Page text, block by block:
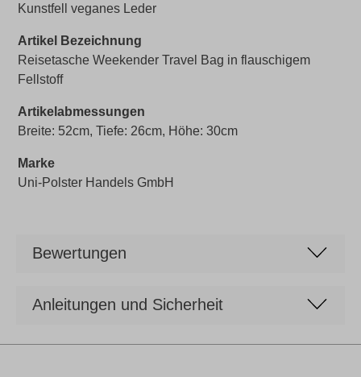
Kunstfell veganes Leder
Artikel Bezeichnung
Reisetasche Weekender Travel Bag in flauschigem
Fellstoff
Artikelabmessungen
Breite: 52cm, Tiefe: 26cm, Höhe: 30cm
Marke
Uni-Polster Handels GmbH
Bewertungen
Anleitungen und Sicherheit